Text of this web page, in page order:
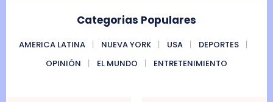
Categorias Populares
AMERICA LATINA NUEVA YORK USA
DEPORTES
OPINIÓN
EL MUNDO ENTRETENIMIENTO